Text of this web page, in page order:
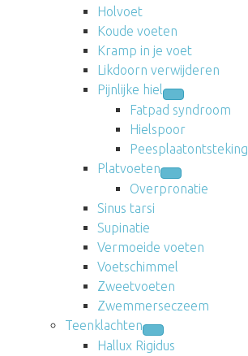
Holvoet
Koude voeten
Kramp in je voet
Likdoorn verwijderen
Pijnlijke hiel
Fatpad syndroom
Hielspoor
Peesplaatontsteking
Platvoeten
Overpronatie
Sinus tarsi
Supinatie
Vermoeide voeten
Voetschimmel
Zweetvoeten
Zwemmerseczeem
Teenklachten
Hallux Rigidus